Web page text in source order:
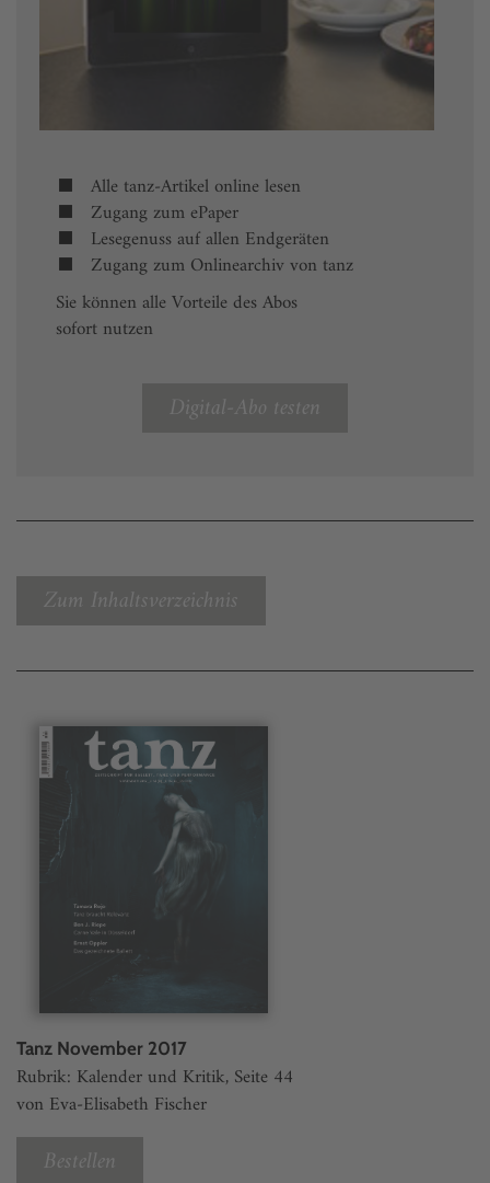
Alle tanz-Artikel online lesen
Zugang zum ePaper
Lesegenuss auf allen Endgeräten
Zugang zum Onlinearchiv von tanz
Sie können alle Vorteile des Abos
sofort nutzen
Digital-Abo testen
Zum Inhaltsverzeichnis
Tanz November 2017
Rubrik: Kalender und Kritik, Seite 44
von Eva-Elisabeth Fischer
Bestellen